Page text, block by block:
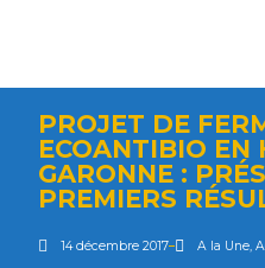
PROJET DE
ECOANTIBIO EN
GARONNE :
PREMIERS
14 décembre 2017 A la Une,